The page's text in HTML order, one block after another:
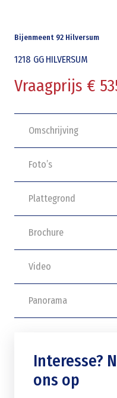
Bijenmeent 92 Hilversum
1218 GG HILVERSUM
Vraagprijs €
Omschrijving
Foto’s
Plattegrond
Brochure
Video
Panorama
Interesse?
ons op